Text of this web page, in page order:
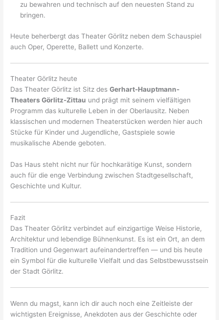
zu bewahren und technisch auf den neuesten Stand zu
bringen.
Heute beherbergt das Theater Görlitz neben dem Schauspiel
auch Oper, Operette, Ballett und Konzerte.
Theater Görlitz heute
Das Theater Görlitz ist Sitz desGerhart-Hauptmann-
Theaters Görlitz-Zittau und prägt mit seinem vielfältigen
Programm das kulturelle Leben in der Oberlausitz. Neben
klassischen und modernen Theaterstücken werden hier auch
Stücke für Kinder und Jugendliche, Gastspiele sowie
musikalische Abende geboten.
Das Haus steht nicht nur für hochkarätige Kunst, sondern
auch für die enge Verbindung zwischen Stadtgesellschaft,
Geschichte und Kultur.
Fazit
Das Theater Görlitz verbindet auf einzigartige Weise Historie,
Architektur und lebendige Bühnenkunst. Es ist ein Ort, an dem
Tradition und Gegenwart aufeinandertreffen — und bis heute
ein Symbol für die kulturelle Vielfalt und das Selbstbewusstsein
der Stadt Görlitz.
Wenn du magst, kann ich dir auch noch eine Zeitleiste der
wichtigsten Ereignisse, Anekdoten aus der Geschichte oder